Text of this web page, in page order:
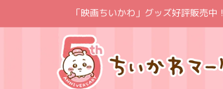
「映画ちいかわ」グッズ好評販売中！